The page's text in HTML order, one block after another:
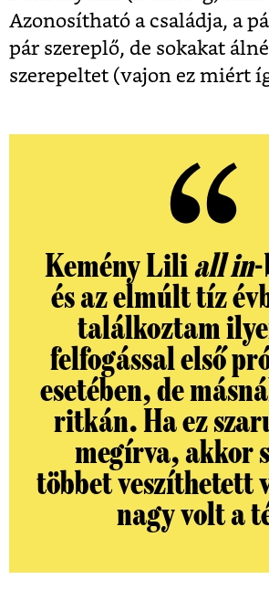
Azonosítható a családja, a
pár szereplő, de sokakat
szerepeltet (vajon ez miért
Kemény Liliall in-
és az elmúlt tíz
találkoztam
felfogással első
esetében, de
ritkán. Ha ez
megírva, akkor
többet veszíthetett
nagy volt a